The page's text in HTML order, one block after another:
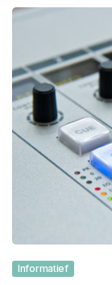
Informatief